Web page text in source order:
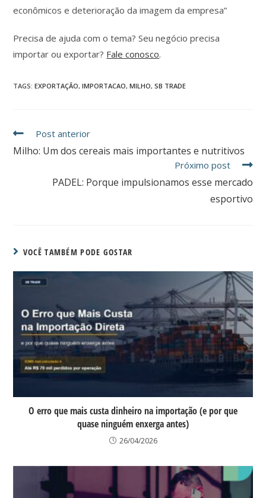
econômicos e deterioração da imagem da empresa”
Precisa de ajuda com o tema? Seu negócio precisa
importar ou exportar? Fale conosco.
TAGS:EXPORTAÇÃO, IMPORTACAO, MILHO, SB TRADE
Post anterior
Milho: Um dos cereais mais importantes e nutritivos
Próximo post
PADEL: Porque impulsionamos esse mercado
esportivo
VOCÊ TAMBÉM PODE GOSTAR
O erro que mais custa dinheiro na importação (e por que
quase ninguém enxerga antes)
26/04/2026